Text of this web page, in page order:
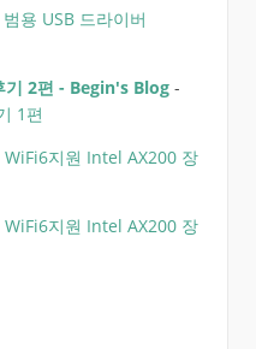
용 USB 드라이버
2편 - Begin's Blog-
1편
WiFi6지원 Intel AX200 장
WiFi6지원 Intel AX200 장